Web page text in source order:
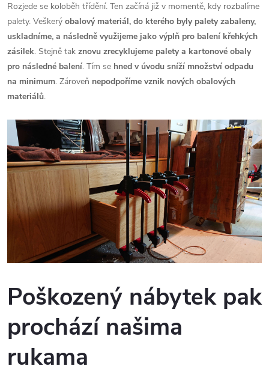
Rozjede se koloběh třídění. Ten začíná již v momentě, kdy rozbalíme
palety. Veškerý obalový materiál, do kterého byly palety zabaleny,
uskladníme, a následně využijeme jako výplň pro balení křehkých
zásilek. Stejně tak znovu zrecyklujeme palety a kartonové obaly
pro následné balení. Tím se hned v úvodu sníží množství odpadu
na minimum. Zároveň nepodpoříme vznik nových obalových
materiálů.
Poškozený nábytek pak
prochází našima
rukama